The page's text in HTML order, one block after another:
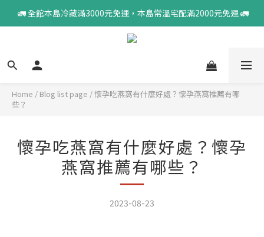
🚛 全館本島冷藏滿3000元免運，本島常溫宅配滿2000元免運 🚛
Home / Blog list page /懷孕吃燕窩有什麼好處？懷孕燕窩推薦有哪
些？
懷孕吃燕窩有什麼好處？懷孕
燕窩推薦有哪些？
2023-08-23